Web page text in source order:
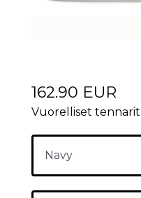
162.90 EUR
Vuorelliset